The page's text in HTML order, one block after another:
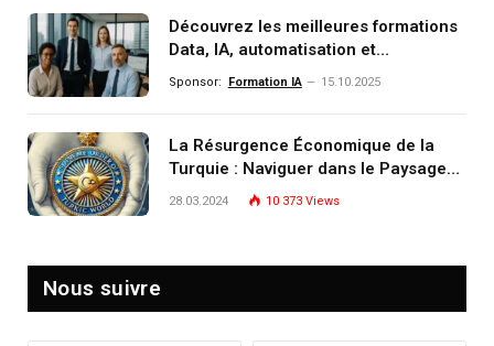
Découvrez les meilleures formations
Data, IA, automatisation et
investissement (gestion de
Sponsor: Formation IA 15.10.2025
La Résurgence Économique de la
Turquie : Naviguer dans le Paysage
Post-Crise
28.03.2024 10 373 Views
Nous suivre